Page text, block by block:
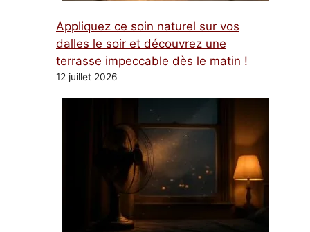
Appliquez ce soin naturel sur vos
dalles le soir et découvrez une
terrasse impeccable dès le matin !
12 juillet 2026